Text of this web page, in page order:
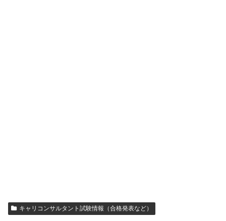
キャリコンサルタント試験情報（合格発表など）